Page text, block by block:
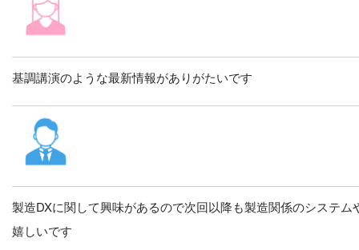
基調講演のような最新情報がありがたいです
製造DXに関して興味があるので次回以降も製造関係のシステ
嬉しいです